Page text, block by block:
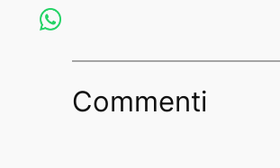
Commenti